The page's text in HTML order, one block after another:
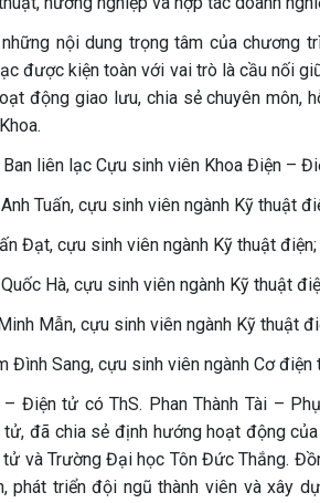
nội dung trọng tâm của chương
được kiện toàn với vai trò là cầu nối
động giao lưu, chia sẻ chuyên môn,
Ban liên lạc Cựu sinh viên Khoa Điện –
Tuấn, cựu sinh viên ngành Kỹ thuật
Đạt, cựu sinh viên ngành Kỹ thuật điện;
Hà, cựu sinh viên ngành Kỹ thuật
Mẫn, cựu sinh viên ngành Kỹ thuật
Đình Sang, cựu sinh viên ngành Cơ điện
– Điện tử có ThS. Phan Thành Tài –
đã chia sẻ định hướng hoạt động
và Trường Đại học Tôn Đức Thắng.
phát triển đội ngũ thành viên và xây